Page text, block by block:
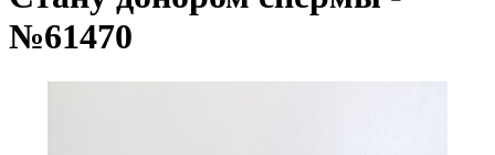
№61470